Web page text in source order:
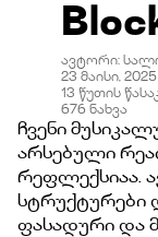
ავტორი:
23 მაისი, 2025
13 წუთის
676 ნახვა
ჩვენი
არსებული
რეფლექსიაა.
სტრუქტურები
ფასადური და